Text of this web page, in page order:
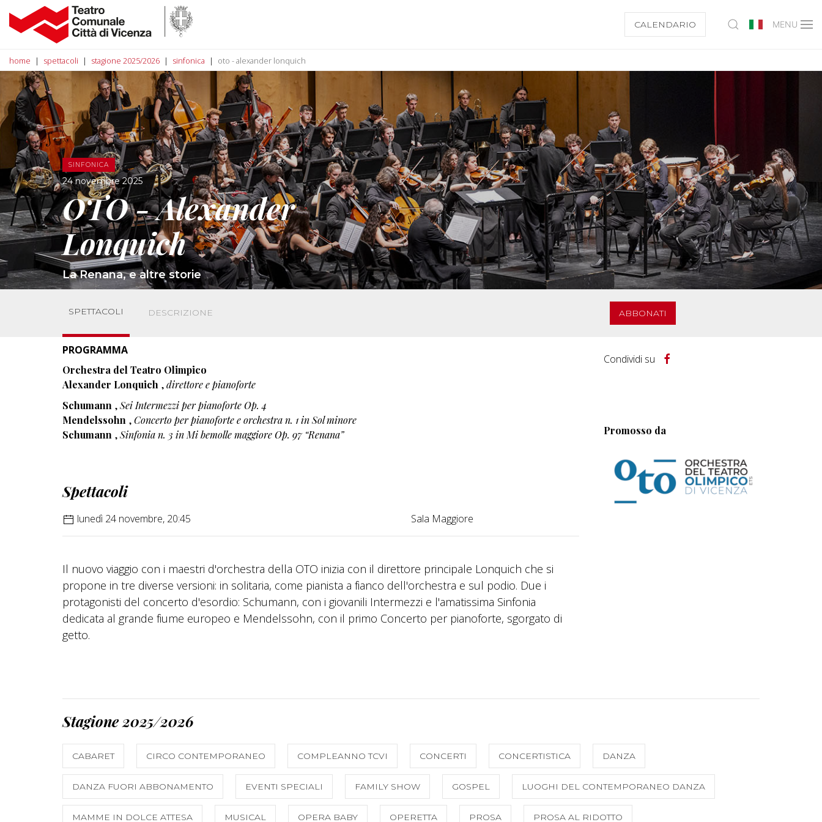
CALENDARIO MENU
home spettacoli stagione 2025/2026 sinfonica oto - alexander lonquich
SINFONICA
24 novembre 2025
OTO - Alexander
Lonquich
La Renana, e altre storie
SPETTACOLI DESCRIZIONE ABBONATI
PROGRAMMA
Orchestra del Teatro Olimpico
Alexander Lonquich ,direttore e pianoforte
Schumann ,Sei Intermezzi per pianoforte Op. 4
Mendelssohn ,Concerto per pianoforte e orchestra n. 1 in Sol minore
Schumann ,Sinfonia n. 3 in Mi bemolle maggiore Op. 97 “Renana”
Spettacoli
lunedì 24 novembre, 20:45 Sala Maggiore
Il nuovo viaggio con i maestri d'orchestra della OTO inizia con il direttore principale Lonquich che si
propone in tre diverse versioni: in solitaria, come pianista a fianco dell'orchestra e sul podio. Due i
protagonisti del concerto d'esordio: Schumann, con i giovanili Intermezzi e l'amatissima Sinfonia
dedicata al grande fiume europeo e Mendelssohn, con il primo Concerto per pianoforte, sgorgato di
getto.
Condividi su
Promosso da
Stagione 2025/2026
CABARET CIRCO CONTEMPORANEO COMPLEANNO TCVI CONCERTI CONCERTISTICA DANZA
DANZA FUORI ABBONAMENTO EVENTI SPECIALI FAMILY SHOW GOSPEL LUOGHI DEL CONTEMPORANEO DANZA
MAMME IN DOLCE ATTESA MUSICAL OPERA BABY OPERETTA PROSA PROSA AL RIDOTTO